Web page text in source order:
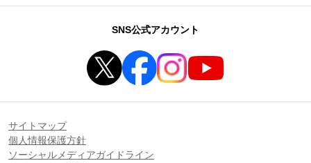
SNS公式アカウント
サイトマップ
個人情報保護方針
ソーシャルメディアガイドライン